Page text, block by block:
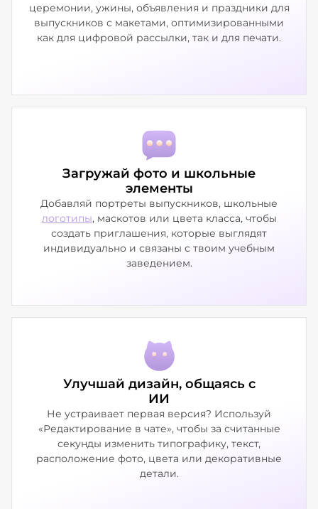
церемонии, ужины, объявления и праздники для
выпускников с макетами, оптимизированными
как для цифровой рассылки, так и для печати.
Загружай фото и школьные
элементы
Добавляй портреты выпускников, школьные
логотипы, маскотов или цвета класса, чтобы
создать приглашения, которые выглядят
индивидуально и связаны с твоим учебным
заведением.
Улучшай дизайн, общаясь с
ИИ
Не устраивает первая версия? Используй
«Редактирование в чате», чтобы за считанные
секунды изменить типографику, текст,
расположение фото, цвета или декоративные
детали.